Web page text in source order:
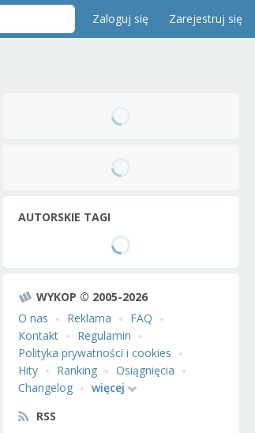
Zaloguj się Zarejestruj się
AUTORSKIE TAGI
WYKOP © 2005-2026
O nas
Reklama
FAQ
Kontakt
Regulamin
Polityka prywatności i cookies
Hity
Ranking
Osiągnięcia
Changelog
więcej
RSS